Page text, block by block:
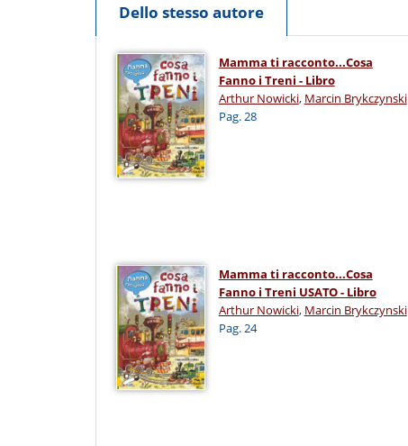
Dello stesso autore
Mamma ti racconto...Cosa
Fanno i Treni - Libro
Arthur Nowicki, Marcin Brykczynski
Pag. 28
Mamma ti racconto...Cosa
Fanno i Treni USATO - Libro
Arthur Nowicki, Marcin Brykczynski
Pag. 24